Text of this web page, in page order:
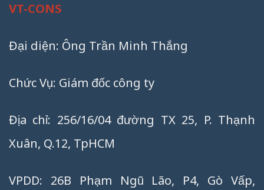
VT-CONS
Đại diện: Ông Trần Minh Thắng
Chức Vụ: Giám đốc công ty
Địa chỉ: 256/16/04 đường TX 25, P. Thạnh
Xuân, Q.12, TpHCM
VPDD: 26B Phạm Ngũ Lão, P4, Gò Vấp,